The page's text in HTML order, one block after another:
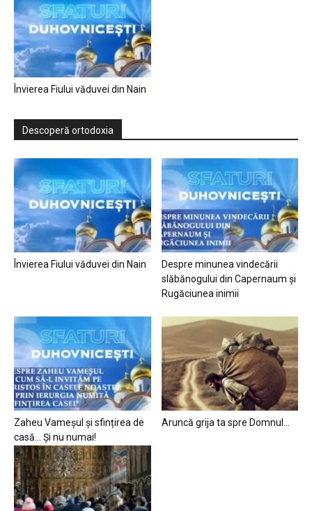
Învierea Fiului văduvei din Nain
Descoperă ortodoxia
Învierea Fiului văduvei din Nain
Despre minunea vindecării
slăbănogului din Capernaum și
Rugăciunea inimii
Zaheu Vameșul și sfințirea de
casă… Și nu numai!
Aruncă grija ta spre Domnul…